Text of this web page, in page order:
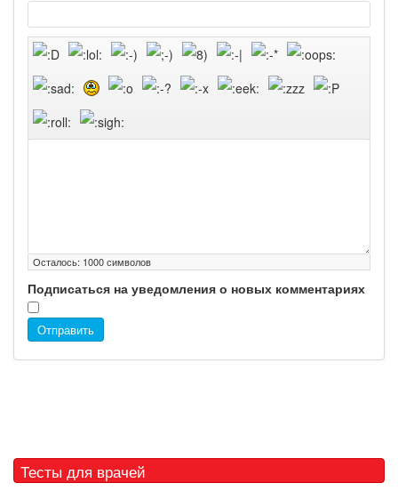
Осталось: 1000символов
Подписаться на уведомления о новых комментариях
Отправить
Тесты для врачей